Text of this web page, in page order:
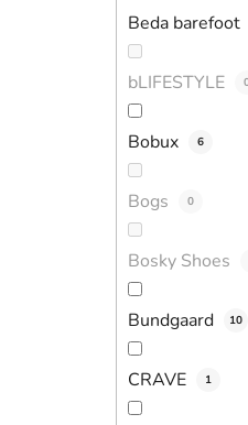
Beda barefoot
bLIFESTYLE
Bobux 6
Bogs 0
Bosky Shoes
Bundgaard 10
CRAVE 1